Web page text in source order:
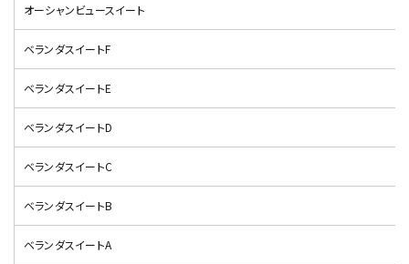
オーシャンビュースイート
ベランダスイートF
ベランダスイートE
ベランダスイートD
ベランダスイートC
ベランダスイートB
ベランダスイートA